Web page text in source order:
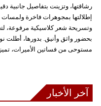
رشاقتها، وتزينت بتفاصيل جانبية
إطلالتها بمجوهرات فاخرة
وتسريحة شعر كلاسيكية مرفوعة،
بحضور واثق وأنيق. بدورها، أطلت
مستوحى من فساتين الأميرات،
آخر الأخبار